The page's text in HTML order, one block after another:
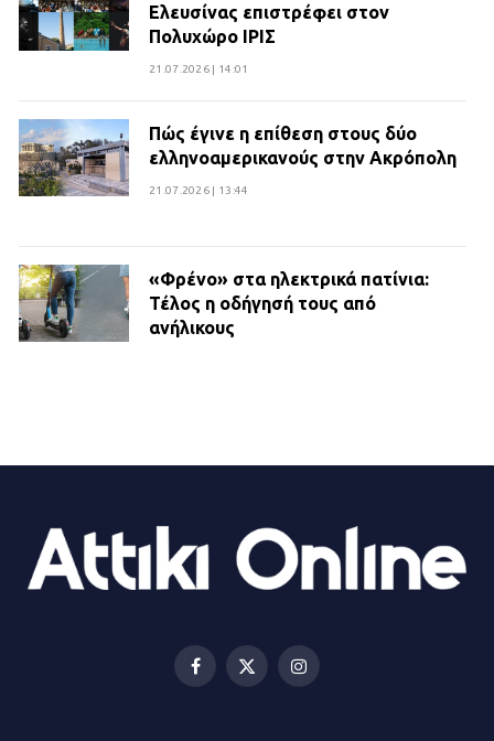
Ελευσίνας επιστρέφει στον
Πολυχώρο ΙΡΙΣ
21.07.2026 | 14:01
Πώς έγινε η επίθεση στους δύο
ελληνοαμερικανούς στην Ακρόπολη
21.07.2026 | 13:44
«Φρένο» στα ηλεκτρικά πατίνια:
Τέλος η οδήγησή τους από
ανήλικους
Βριλήσσια: Αυτοκίνητο έσπασε
τζαμαρία και μπήκε μέσα σε μαγαζί
Facebook
X
Instagram